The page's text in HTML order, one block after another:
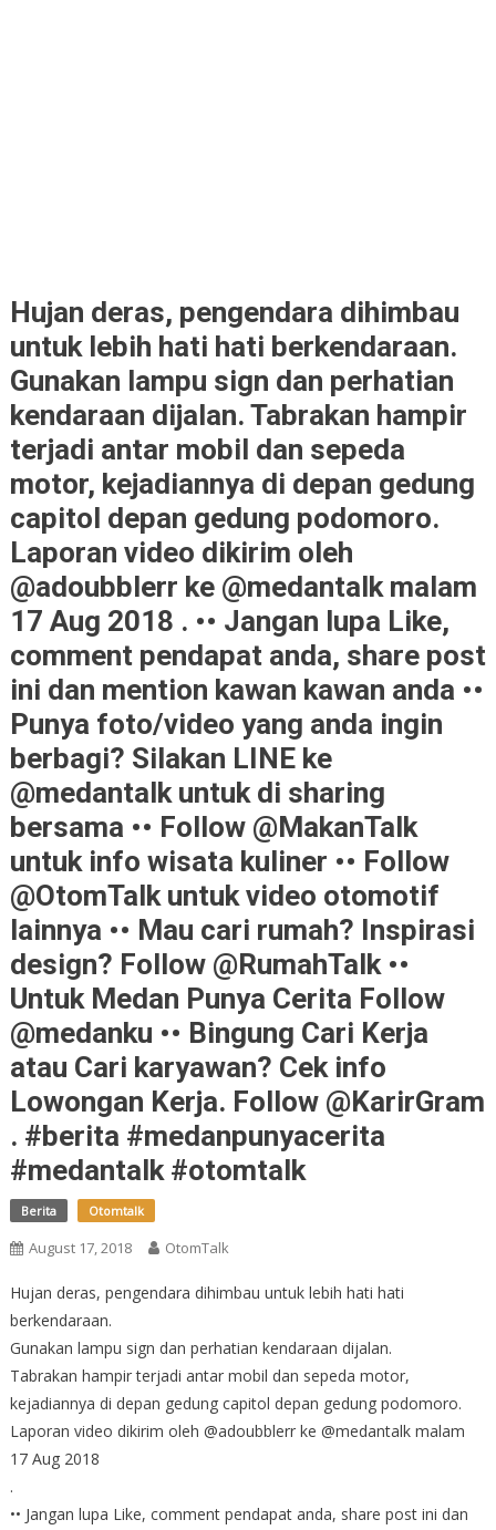
Hujan deras, pengendara dihimbau
untuk lebih hati hati berkendaraan.
Gunakan lampu sign dan perhatian
kendaraan dijalan. Tabrakan hampir
terjadi antar mobil dan sepeda
motor, kejadiannya di depan gedung
capitol depan gedung podomoro.
Laporan video dikirim oleh
@adoubblerr ke @medantalk malam
17 Aug 2018 . •• Jangan lupa Like,
comment pendapat anda, share post
ini dan mention kawan kawan anda ••
Punya foto/video yang anda ingin
berbagi? Silakan LINE ke
@medantalk untuk di sharing
bersama •• Follow @MakanTalk
untuk info wisata kuliner •• Follow
@OtomTalk untuk video otomotif
lainnya •• Mau cari rumah? Inspirasi
design? Follow @RumahTalk ••
Untuk Medan Punya Cerita Follow
@medanku •• Bingung Cari Kerja
atau Cari karyawan? Cek info
Lowongan Kerja. Follow @KarirGram
. #berita #medanpunyacerita
#medantalk #otomtalk
Berita Otomtalk
August 17, 2018 OtomTalk
Hujan deras, pengendara dihimbau untuk lebih hati hati
berkendaraan.
Gunakan lampu sign dan perhatian kendaraan dijalan.
Tabrakan hampir terjadi antar mobil dan sepeda motor,
kejadiannya di depan gedung capitol depan gedung podomoro.
Laporan video dikirim oleh @adoubblerr ke @medantalk malam
17 Aug 2018
.
•• Jangan lupa Like, comment pendapat anda, share post ini dan